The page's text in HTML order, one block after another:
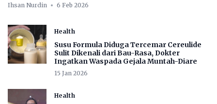
wabah besar.
Ihsan Nurdin 6 Feb 2026
Health
Susu Formula Diduga Tercemar Cereulide
Sulit Dikenali dari Bau-Rasa, Dokter
Ingatkan Waspada Gejala Muntah-Diare
15 Jan 2026
Health